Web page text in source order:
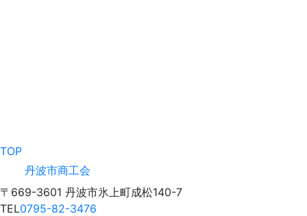
TOP
丹波市商工会
〒669-3601 丹波市氷上町成松140-7
TEL0795-82-3476